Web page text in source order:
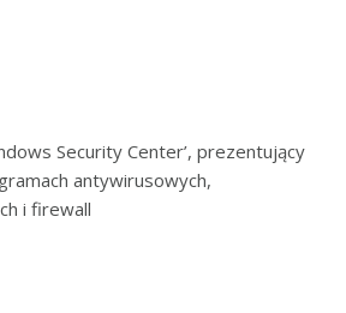
Security Center’, prezentujący
antywirusowych,
i firewall